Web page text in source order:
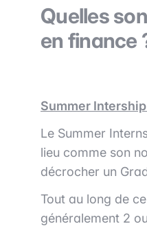
Quelles
en finance
Summer
Le Summer
lieu comme son
décrocher un
Tout au long de
généralement 2